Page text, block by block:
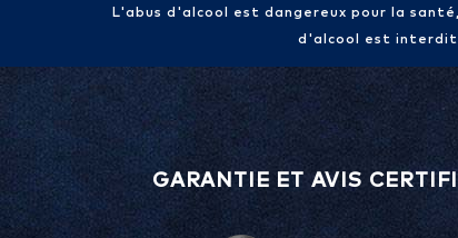
L'abus d'alcool est dangereux pour la
d'alcool est interdite
GARANTIE ET AVIS